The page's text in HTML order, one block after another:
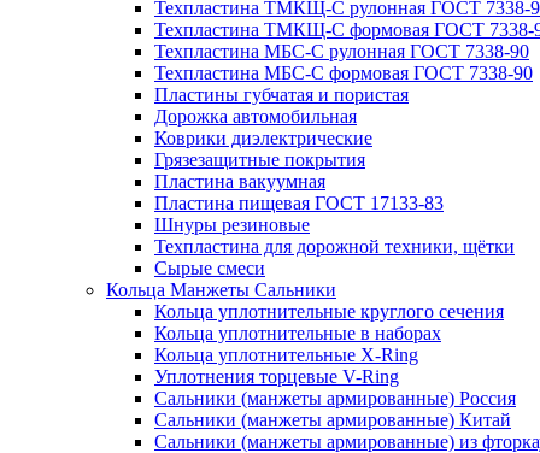
Техпластина ТМКЩ-С рулонная ГОСТ 7338-
Техпластина ТМКЩ-С формовая ГОСТ 7338-
Техпластина МБС-С рулонная ГОСТ 7338-90
Техпластина МБС-С формовая ГОСТ 7338-90
Пластины губчатая и пористая
Дорожка автомобильная
Коврики диэлектрические
Грязезащитные покрытия
Пластина вакуумная
Пластина пищевая ГОСТ 17133-83
Шнуры резиновые
Техпластина для дорожной техники, щётки
Сырые смеси
Кольца Манжеты Сальники
Кольца уплотнительные круглого сечения
Кольца уплотнительные в наборах
Кольца уплотнительные Х-Ring
Уплотнения торцевые V-Ring
Сальники (манжеты армированные) Россия
Сальники (манжеты армированные) Китай
Сальники (манжеты армированные) из